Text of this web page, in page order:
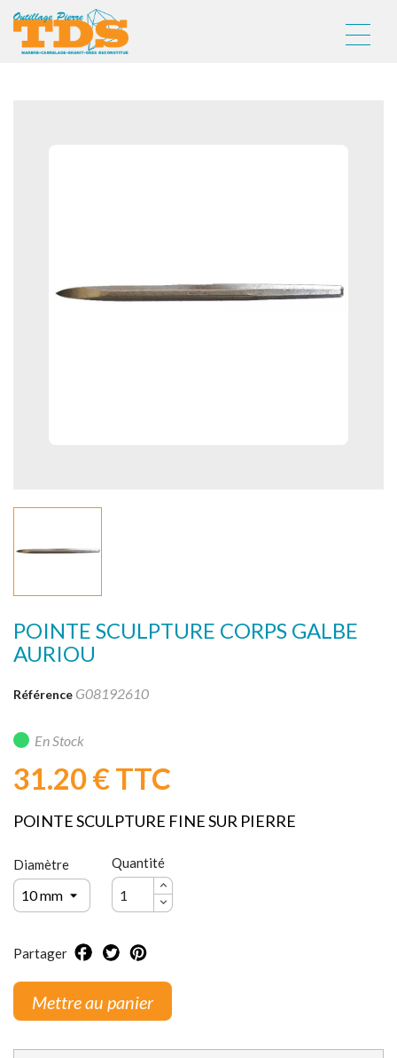
POINTE SCULPTURE CORPS GALBE
AURIOU
Référence G08192610
En Stock
31.20 €TTC
POINTE SCULPTURE FINE SUR PIERRE
Diamètre Quantité
Partager
Mettre au panier